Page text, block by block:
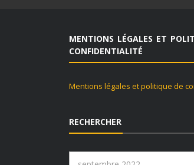
MENTIONS LÉGALES ET
CONFIDENTIALITÉ
Mentions légales et politique de
RECHERCHER